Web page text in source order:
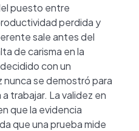
puesto entre
perdida y
sale antes del
de carisma en la
con un
se demostró para
trabajar. La validez en
que la evidencia
que una prueba mide